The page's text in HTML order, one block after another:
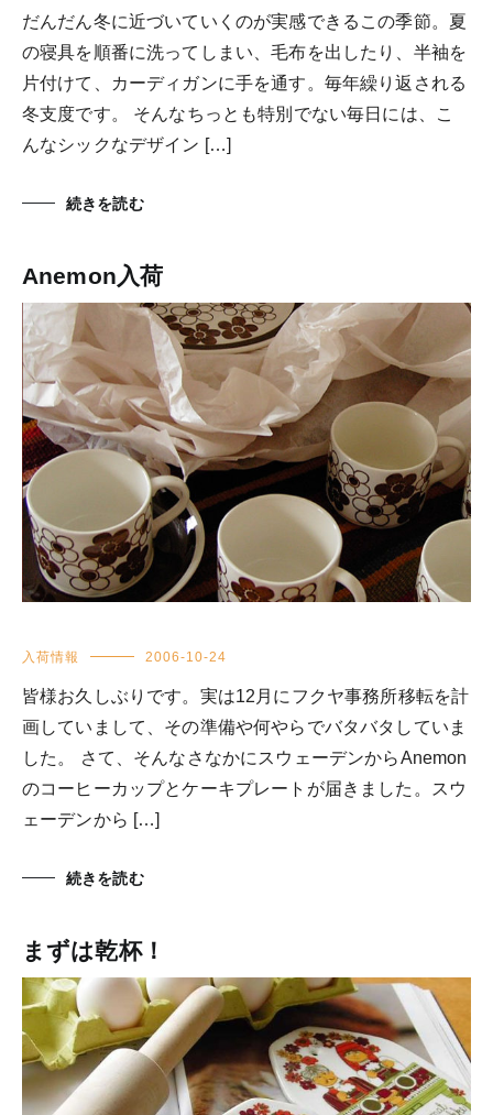
だんだん冬に近づいていくのが実感できるこの季節。夏
の寝具を順番に洗ってしまい、毛布を出したり、半袖を
片付けて、カーディガンに手を通す。毎年繰り返される
冬支度です。 そんなちっとも特別でない毎日には、こ
んなシックなデザイン […]
続きを読む
Anemon入荷
入荷情報 2006-10-24
皆様お久しぶりです。実は12月にフクヤ事務所移転を計
画していまして、その準備や何やらでバタバタしていま
した。 さて、そんなさなかにスウェーデンからAnemon
のコーヒーカップとケーキプレートが届きました。スウ
ェーデンから […]
続きを読む
まずは乾杯！